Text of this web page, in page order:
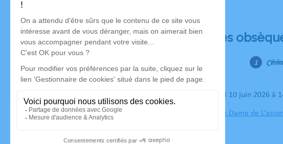
Déroulé des
Le mercredi 10 juin 2026 à
Eglise Notre Dame de